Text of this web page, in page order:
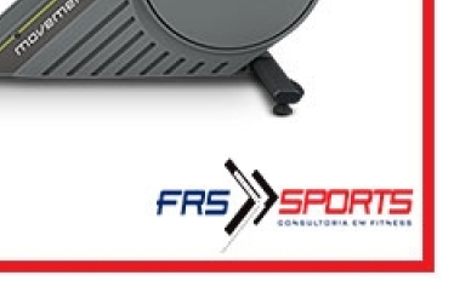
Venda de Equipamento para Academia
e Acessórios para Academia
Equipamentos para Academia Grande
para Academia de Condomínios
para Academia de Idosos
Venda